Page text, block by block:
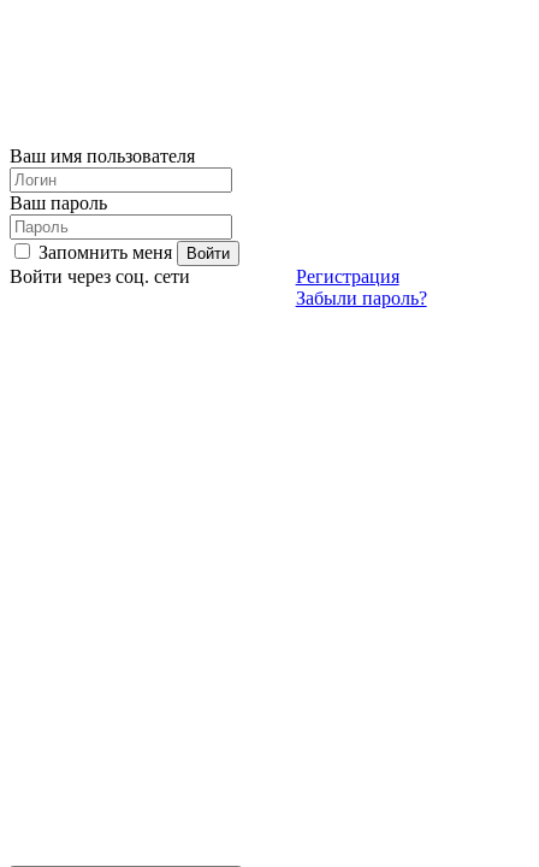
Ваш имя пользователя
Ваш пароль
Запомнить меня
Регистрация
Забыли пароль?
Войти через соц. сети